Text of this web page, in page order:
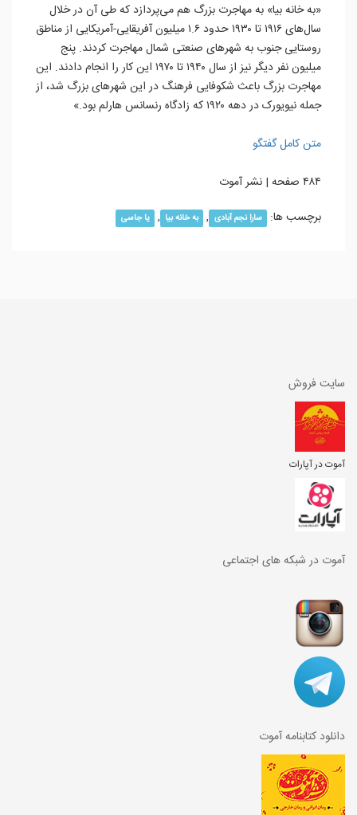
«به خانه بیا» به مهاجرت بزرگ هم می­‌پردازد که طی آن در خلال
سال­‌های ۱۹۱۶ تا ۱۹۳۰ حدود ۱.۶ میلیون آفریقایی-آمریکایی از مناطق
روستایی جنوب به شهرهای صنعتی شمال مهاجرت کردند. پنج
میلیون نفر دیگر نیز از سال ۱۹۴۰ تا ۱۹۷۰ این کار را انجام دادند. این
مهاجرت بزرگ باعث شکوفایی فرهنگ در این شهرهای بزرگ شد، از
جمله نیویورک در دهه ۱۹۲۰ که زادگاه رنسانس هارلم بود.»
متن کامل گفتگو
۴۸۴ صفحه | نشر آموت
برچسب ها:
سارا نجم آبادی , به خانه بیا , یا جاسی
سایت فروش
آموت در آپارات
آموت در شبکه های اجتماعی
دانلود کتابنامه آموت